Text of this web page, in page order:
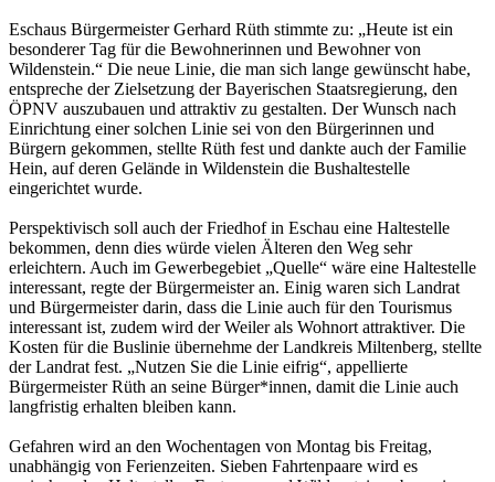
Eschaus Bürgermeister Gerhard Rüth stimmte zu: „Heute ist ein
besonderer Tag für die Bewohnerinnen und Bewohner von
Wildenstein.“ Die neue Linie, die man sich lange gewünscht habe,
entspreche der Zielsetzung der Bayerischen Staatsregierung, den
ÖPNV auszubauen und attraktiv zu gestalten. Der Wunsch nach
Einrichtung einer solchen Linie sei von den Bürgerinnen und
Bürgern gekommen, stellte Rüth fest und dankte auch der Familie
Hein, auf deren Gelände in Wildenstein die Bushaltestelle
eingerichtet wurde.
Perspektivisch soll auch der Friedhof in Eschau eine Haltestelle
bekommen, denn dies würde vielen Älteren den Weg sehr
erleichtern. Auch im Gewerbegebiet „Quelle“ wäre eine Haltestelle
interessant, regte der Bürgermeister an. Einig waren sich Landrat
und Bürgermeister darin, dass die Linie auch für den Tourismus
interessant ist, zudem wird der Weiler als Wohnort attraktiver. Die
Kosten für die Buslinie übernehme der Landkreis Miltenberg, stellte
der Landrat fest. „Nutzen Sie die Linie eifrig“, appellierte
Bürgermeister Rüth an seine Bürger*innen, damit die Linie auch
langfristig erhalten bleiben kann.
Gefahren wird an den Wochentagen von Montag bis Freitag,
unabhängig von Ferienzeiten. Sieben Fahrtenpaare wird es